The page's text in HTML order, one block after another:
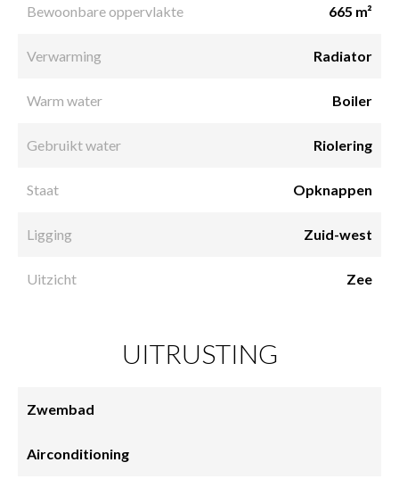
Bewoonbare oppervlakte 665 m²
Verwarming Radiator
Warm water Boiler
Gebruikt water Riolering
Staat Opknappen
Ligging Zuid-west
Uitzicht Zee
UITRUSTING
Zwembad
Airconditioning